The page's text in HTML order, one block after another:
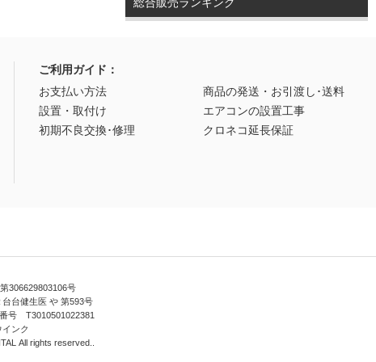
総合販売ランキング
ご利用ガイド：
お支払い方法
商品の発送・お引渡し･送料
設置・取付け
エアコンの設置工事
初期不良交換･修理
クロネコ延長保証
306629803106号
台健生医 や 第593号
号 T3010501022381
ンク
All rights reserved..